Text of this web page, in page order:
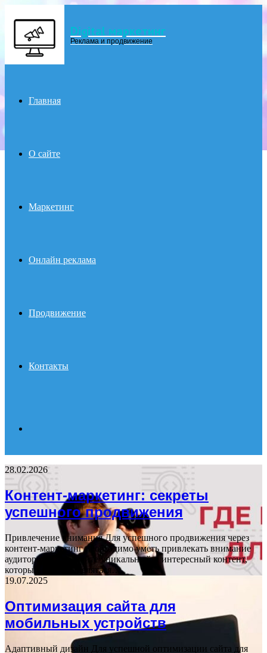
Digital маркетинг
Реклама и продвижение
Главная
О сайте
Маркетинг
Онлайн реклама
Продвижение
Контакты
for
28.02.2026
Контент-маркетинг: секреты
успешного продвижения
Привлечение внимания Для успешного продвижения через
контент-маркетинг необходимо уметь привлекать внимание
аудитории. Создавайте уникальный и интересный контент,
который будет выделяться…
19.07.2025
Оптимизация сайта для
мобильных устройств
Адаптивный дизайн Для успешной оптимизации сайта для